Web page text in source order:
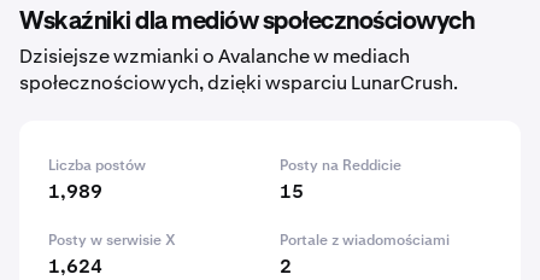
Wskaźniki dla mediów społecznościowych
Dzisiejsze wzmianki o Avalanche w mediach
społecznościowych, dzięki wsparciu LunarCrush.
Liczba postów
1,989
Posty na Reddicie
15
Posty w serwisie X
1,624
Portale z wiadomościami
2